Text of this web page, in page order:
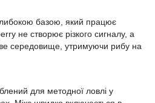
базою, який працює
не створює різкого сигналу, а
середовище, утримуючи рибу на
для методної ловлі у